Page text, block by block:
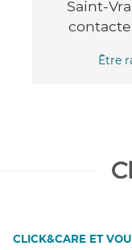
Saint-
Être
CLICK&CARE ET